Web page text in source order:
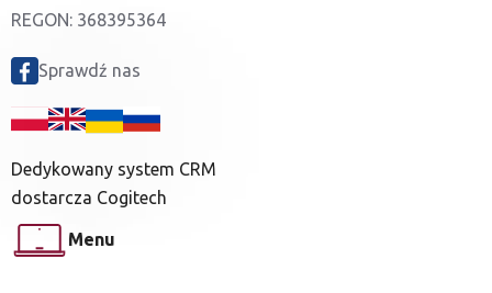
REGON: 368395364
Sprawdź nas
Dedykowany system CRM
dostarcza Cogitech
Menu